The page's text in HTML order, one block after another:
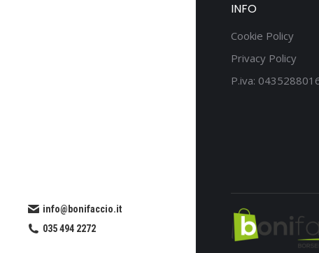
info@bonifaccio.it
035 494 2272
INFO
Cookie Policy
Privacy Policy
P.iva: